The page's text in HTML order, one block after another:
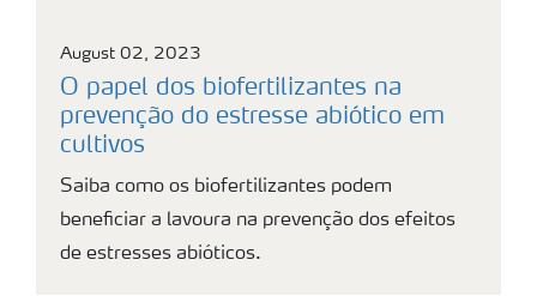
August 02, 2023
O papel dos biofertilizantes na
prevenção do estresse abiótico em
cultivos
Saiba como os biofertilizantes podem
beneficiar a lavoura na prevenção dos efeitos
de estresses abióticos.